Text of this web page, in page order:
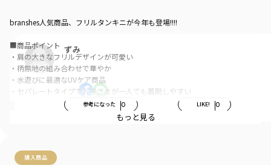
ずみ
参考になった 0 LIKE! 0
購入商品
branshes人気商品、フリルタンキニが今年も登場!!!!
■商品ポイント
・肩の大きなフリルデザインが可愛い
・柄無地の組み合わせで華やか
・水遊びに最適なUVケア商品
・セパレートタイプでお子さまが一人でも着脱しやすい
・選べるカラーバリエーション
・サイズ展開は90cm～150cmまで
ます
もっと見る